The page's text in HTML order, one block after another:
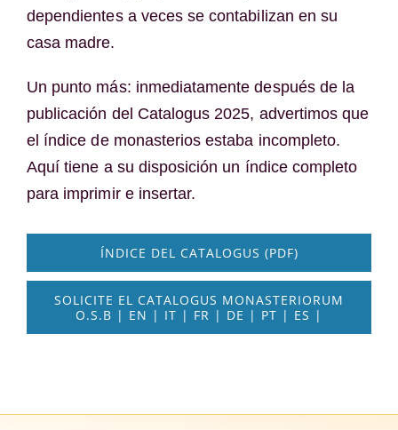
dependientes a veces se contabilizan en su
casa madre.
Un punto más: inmediatamente después de la
publicación del Catalogus 2025, advertimos que
el índice de monasterios estaba incompleto.
Aquí tiene a su disposición un índice completo
para imprimir e insertar.
ÍNDICE DEL CATALOGUS (PDF)
SOLICITE EL CATALOGUS MONASTERIORUM
O.S.B | EN | IT | FR | DE | PT | ES |